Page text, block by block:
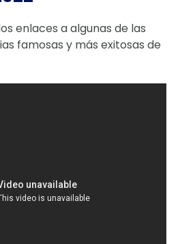
enlaces a algunas de las
famosas y más exitosas de